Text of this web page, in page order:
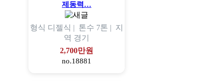
제동력…
형식 디젤식 | 톤수 7톤 | 지
역 경기
2,700만원
no.18881